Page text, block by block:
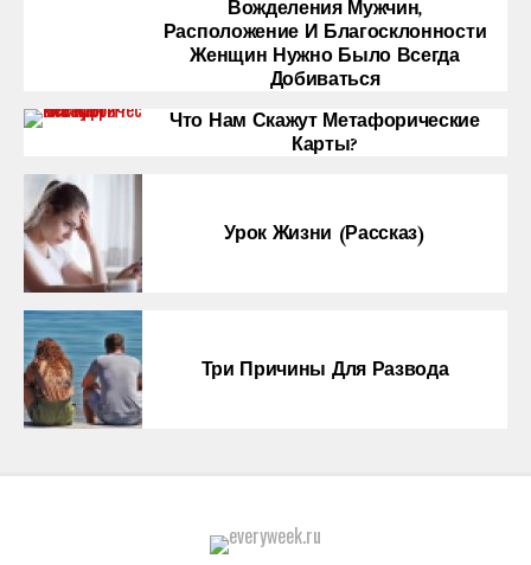
Вожделения Мужчин,
Расположение И Благосклонности
Женщин Нужно Было Всегда
Добиваться
Что Нам Скажут Метафорические
Карты?
Урок Жизни (рассказ)
Три Причины Для Развода